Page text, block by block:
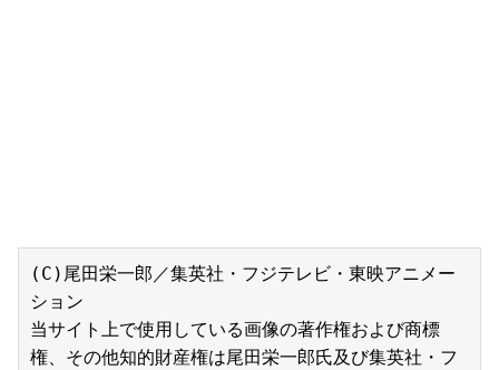
(C)尾田栄一郎／集英社・フジテレビ・東映アニメー
ション
当サイト上で使用している画像の著作権および商標
権、その他知的財産権は尾田栄一郎氏及び集英社・フ